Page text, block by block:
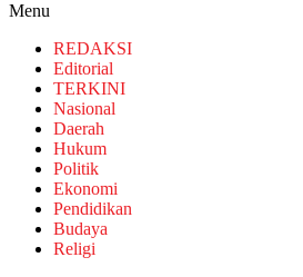
Menu
REDAKSI
Editorial
TERKINI
Nasional
Daerah
Hukum
Politik
Ekonomi
Pendidikan
Budaya
Religi